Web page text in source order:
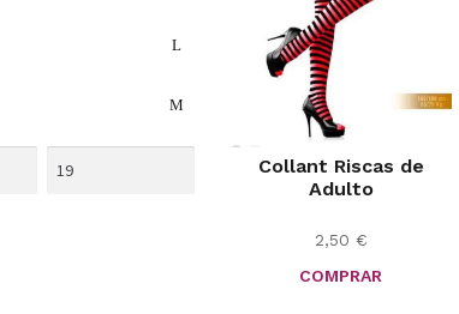
Collant Riscas de
Adulto
2,50 €
COMPRAR